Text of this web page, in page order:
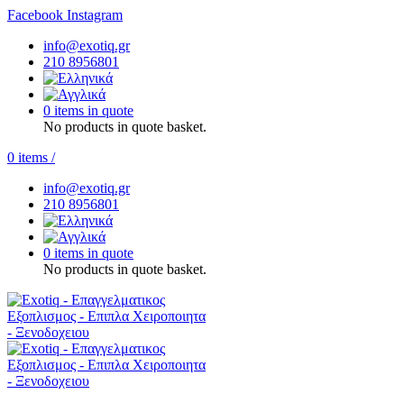
Facebook Instagram
info@exotiq.gr
210 8956801
0 items in quote
No products in quote basket.
0 items /
info@exotiq.gr
210 8956801
0 items in quote
No products in quote basket.